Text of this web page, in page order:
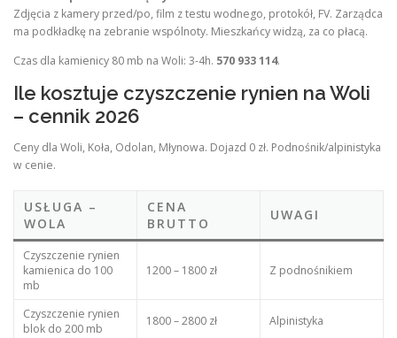
Zdjęcia z kamery przed/po, film z testu wodnego, protokół, FV. Zarządca
ma podkładkę na zebranie wspólnoty. Mieszkańcy widzą, za co płacą.
Czas dla kamienicy 80 mb na Woli: 3-4h. 570 933 114.
Ile kosztuje czyszczenie rynien na Woli
– cennik 2026
Ceny dla Woli, Koła, Odolan, Młynowa. Dojazd 0 zł. Podnośnik/alpinistyka
w cenie.
USŁUGA –
WOLA
CENA
BRUTTO
UWAGI
Czyszczenie rynien
kamienica do 100
mb
1200 – 1800 zł Z podnośnikiem
Czyszczenie rynien
blok do 200 mb
1800 – 2800 zł Alpinistyka